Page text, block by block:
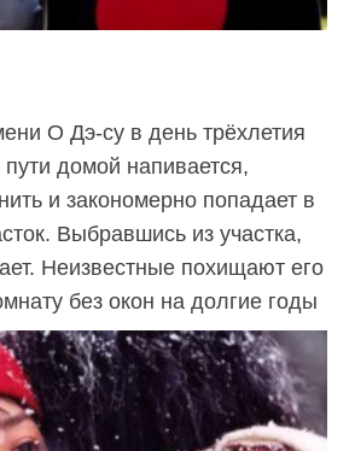
О Дэ-cу в день трёхлетия
домой напивается,
и закономерно попадает в
Выбравшись из участка,
Неизвестные похищают его
без окон на долгие годы